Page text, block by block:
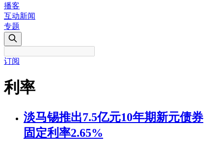
播客
互动新闻
专题
订阅
利率
淡马锡推出7.5亿元10年期新元债券
固定利率2.65%